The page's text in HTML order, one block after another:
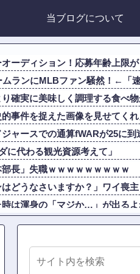
当ブログについて
オーディション！応募年齢上限
ムランにMLBファン騒然！←「
確実に美味しく調理する食べ物
事件を捉えた画像を見せてくれ
ジャースでの通算fWARが25に
に代わる観光資源考えて」
長」失職ｗｗｗｗｗｗｗｗｗ
はどうなさいますか？」ワイ喪
は渾身の「マジか…」が出る
りをしようとした男の悲劇（
コラボ曲リリース 番同い年盟